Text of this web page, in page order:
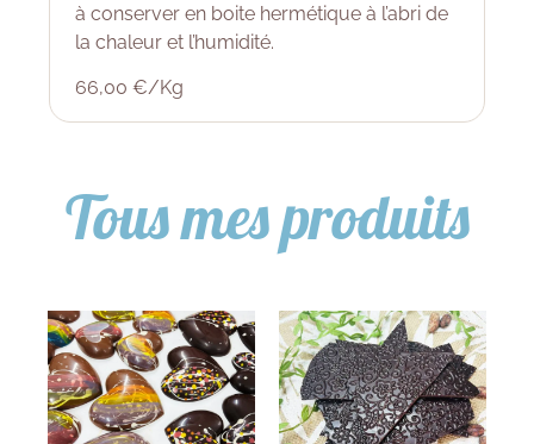
à conserver en boite hermétique à l’abri de
la chaleur et l’humidité.
66,00 €/Kg
Tous mes produits